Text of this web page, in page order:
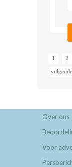
1 2
Over ons
Voor